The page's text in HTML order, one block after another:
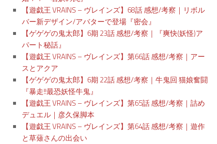
【遊戯王 VRAINS – ヴレインズ】68話 感想/考察｜リボル
バー新デザイン/アバターで登場『密会』
【ゲゲゲの鬼太郎】6期 23話 感想/考察｜『爽快(妖怪)ア
パート秘話』
【遊戯王 VRAINS – ヴレインズ】第66話 感想/考察｜アー
スとアクア
【ゲゲゲの鬼太郎】6期 22話 感想/考察｜牛鬼回 猫娘奮闘
『暴走!!最恐妖怪牛鬼』
【遊戯王 VRAINS – ヴレインズ】第65話 感想/考察｜詰め
デュエル｜彦久保脚本
【遊戯王 VRAINS – ヴレインズ】第64話 感想/考察｜遊作
と草薙さんの出会い